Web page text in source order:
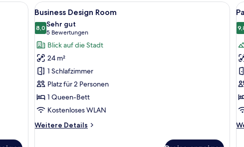
mit großem Fenster, einem Bett, einem Schreibtisch und einem Sessel.
Alle
Fotos
für
Business
Design
Room
anzeigen
Ein modernes Hotelzimmer mit
14
Business Design Room
8,08,0 von 10
Sehr gut
5 Bewertungen
(5
Bewertungen)
Blick auf die Stadt
24 m²
1 Schlafzimmer
Platz für 2 Personen
1 Queen-Bett
Kostenloses WLAN
Weitere Details
Weitere